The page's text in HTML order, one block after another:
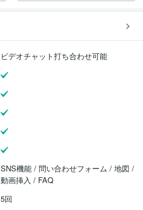
ビデオチャット打ち合わせ可能
SNS機能 / 問い合わせフォーム / 地図 /
動画挿入 / FAQ
5回